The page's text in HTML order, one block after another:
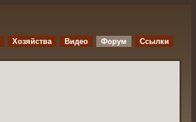
Хозяйства Видео Форум Ссылки